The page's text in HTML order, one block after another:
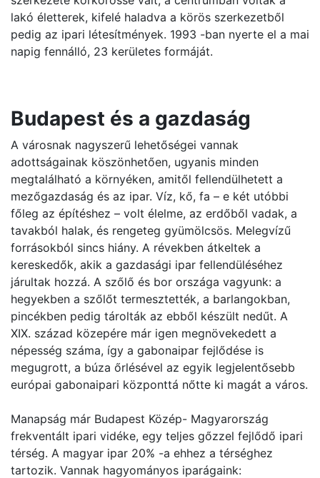
lakó életterek, kifelé haladva a körös szerkezetből
pedig az ipari létesítmények. 1993 -ban nyerte el a mai
napig fennálló, 23 kerületes formáját.
Budapest és a gazdaság
A városnak nagyszerű lehetőségei vannak
adottságainak köszönhetően, ugyanis minden
megtalálható a környéken, amitől fellendülhetett a
mezőgazdaság és az ipar. Víz, kő, fa – e két utóbbi
főleg az építéshez – volt élelme, az erdőből vadak, a
tavakból halak, és rengeteg gyümölcsös. Melegvízű
forrásokból sincs hiány. A révekben átkeltek a
kereskedők, akik a gazdasági ipar fellendüléséhez
járultak hozzá. A szőlő és bor országa vagyunk: a
hegyekben a szőlőt termesztették, a barlangokban,
pincékben pedig tárolták az ebből készült nedűt. A
XIX. század közepére már igen megnövekedett a
népesség száma, így a gabonaipar fejlődése is
megugrott, a búza őrlésével az egyik legjelentősebb
európai gabonaipari központtá nőtte ki magát a város.
Manapság már Budapest Közép- Magyarország
frekventált ipari vidéke, egy teljes gőzzel fejlődő ipari
térség. A magyar ipar 20% -a ehhez a térséghez
tartozik. Vannak hagyományos iparágaink: